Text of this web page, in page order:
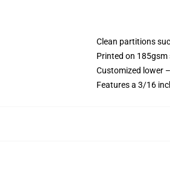
Clean partitions
Printed on
Customized lower
Features a 3/16